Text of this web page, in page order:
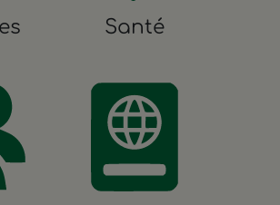
Santé